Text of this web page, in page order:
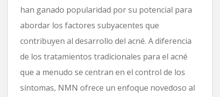
han ganado popularidad por su potencial para
abordar los factores subyacentes que
contribuyen al desarrollo del acné. A diferencia
de los tratamientos tradicionales para el acné
que a menudo se centran en el control de los
síntomas, NMN ofrece un enfoque novedoso al